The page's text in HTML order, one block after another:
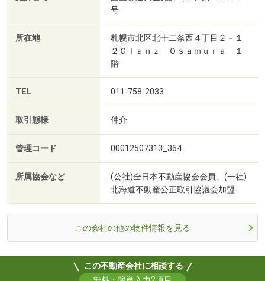
号
所在地
札幌市北区北十二条西４丁目２－１
２Ｇｌａｎｚ Ｏｓａｍｕｒａ １
階
TEL 011-758-2033
取引態様 仲介
管理コード 00012507313_364
所属協会など
(公社)全日本不動産協会会員、(一社)
北海道不動産公正取引協議会加盟
この会社の他の物件情報を見る
この不動産会社に相談する